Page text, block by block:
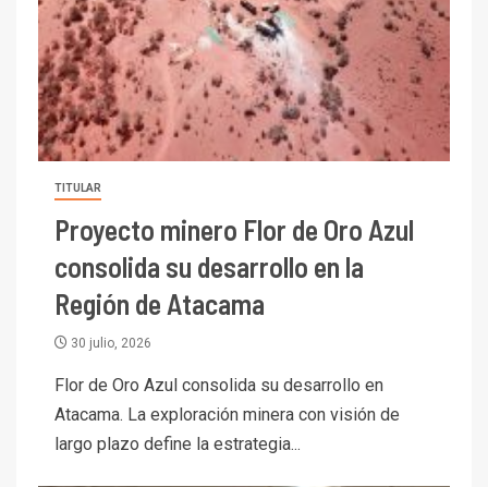
TITULAR
Proyecto minero Flor de Oro Azul
consolida su desarrollo en la
Región de Atacama
30 julio, 2026
Flor de Oro Azul consolida su desarrollo en
Atacama. La exploración minera con visión de
largo plazo define la estrategia...